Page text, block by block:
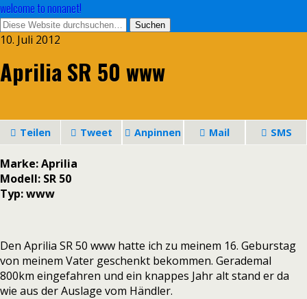
welcome to nonanet!
10. Juli 2012
Aprilia SR 50 www
Teilen Tweet Anpinnen Mail SMS
Marke: Aprilia
Modell: SR 50
Typ: www
Den Aprilia SR 50 www hatte ich zu meinem 16. Geburstag
von meinem Vater geschenkt bekommen. Gerademal
800km eingefahren und ein knappes Jahr alt stand er da
wie aus der Auslage vom Händler.